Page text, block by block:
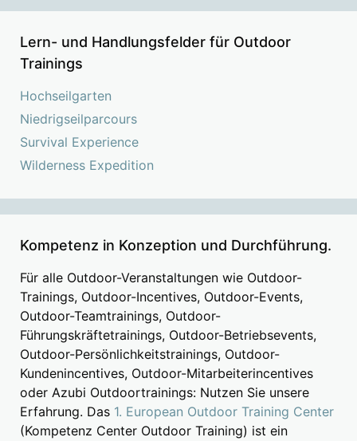
Lern- und Handlungsfelder für Outdoor
Trainings
Hochseilgarten
Niedrigseilparcours
Survival Experience
Wilderness Expedition
Kompetenz in Konzeption und Durchführung.
Für alle Outdoor-Veranstaltungen wie Outdoor-
Trainings, Outdoor-Incentives, Outdoor-Events,
Outdoor-Teamtrainings, Outdoor-
Führungskräftetrainings, Outdoor-Betriebsevents,
Outdoor-Persönlichkeitstrainings, Outdoor-
Kundenincentives, Outdoor-Mitarbeiterincentives
oder Azubi Outdoortrainings: Nutzen Sie unsere
Erfahrung. Das 1. European Outdoor Training Center
(Kompetenz Center Outdoor Training) ist ein